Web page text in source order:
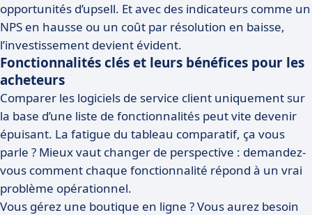
opportunités d’upsell. Et avec des indicateurs comme un
NPS en hausse ou un coût par résolution en baisse,
l’investissement devient évident.
Fonctionnalités clés et leurs bénéfices pour les
acheteurs
Comparer les logiciels de service client uniquement sur
la base d’une liste de fonctionnalités peut vite devenir
épuisant. La fatigue du tableau comparatif, ça vous
parle ? Mieux vaut changer de perspective : demandez-
vous comment chaque fonctionnalité répond à un vrai
problème opérationnel.
Vous gérez une boutique en ligne ? Vous aurez besoin